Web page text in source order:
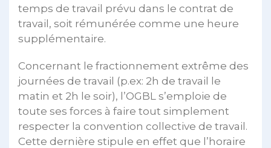
temps de travail prévu dans le contrat de
travail, soit rémunérée comme une heure
supplémentaire.
Concernant le fractionnement extrême des
journées de travail (p.ex: 2h de travail le
matin et 2h le soir), l’OGBL s’emploie de
toute ses forces à faire tout simplement
respecter la convention collective de travail.
Cette dernière stipule en effet que l’horaire